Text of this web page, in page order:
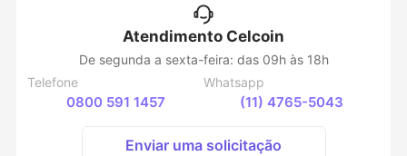
Atendimento Celcoin
De segunda a sexta-feira: das 09h às 18h
Telefone
0800 591 1457
Whatsapp
(11) 4765-5043
Enviar uma solicitação